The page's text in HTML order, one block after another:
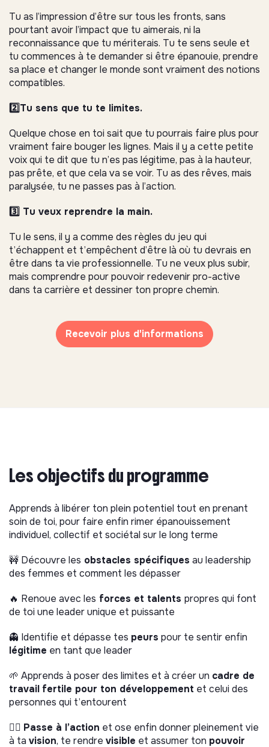
Tu as l’impression d’être sur tous les fronts, sans
pourtant avoir l’impact que tu aimerais, ni la
reconnaissance que tu mériterais. Tu te sens seule et
tu commences à te demander si être épanouie, prendre
sa place et changer le monde sont vraiment des notions
compatibles.
2️⃣Tu sens que tu te limites.
Quelque chose en toi sait que tu pourrais faire plus pour
vraiment faire bouger les lignes. Mais il y a cette petite
voix qui te dit que tu n’es pas légitime, pas à la hauteur,
pas prête, et que cela va se voir. Tu as des rêves, mais
paralysée, tu ne passes pas à l’action.
3️⃣ Tu veux reprendre la main.
Tu le sens, il y a comme des règles du jeu qui
t’échappent et t’empêchent d’être là où tu devrais en
être dans ta vie professionnelle. Tu ne veux plus subir,
mais comprendre pour pouvoir redevenir pro-active
dans ta carrière et dessiner ton propre chemin.
Recevoir plus d'informations
Les objectifs du programme
Apprends à libérer ton plein potentiel tout en prenant
soin de toi, pour faire enfin rimer épanouissement
individuel, collectif et sociétal sur le long terme
🚧 Découvre les obstacles spécifiques au leadership
des femmes et comment les dépasser
🔥 Renoue avec les forces et talents propres qui font
de toi une leader unique et puissante
👻 Identifie et dépasse tes peurs pour te sentir enfin
légitime en tant que leader
🌱 Apprends à poser des limites et à créer un cadre de
travail fertile pour ton développement et celui des
personnes qui t’entourent
🏃‍♀️ Passe à l’action et ose enfin donner pleinement vie
à ta vision, te rendre visible et assumer ton pouvoir